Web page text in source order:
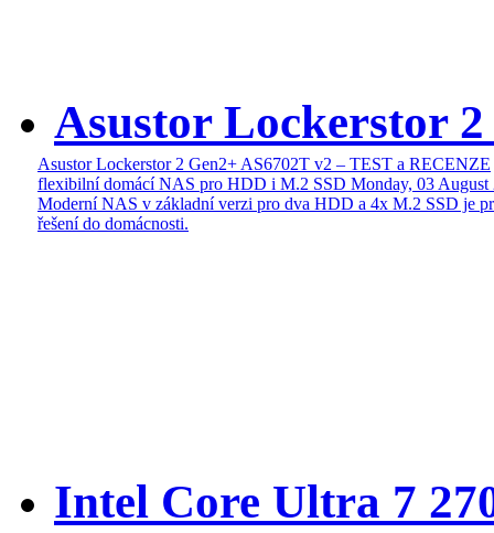
Asustor Lockerstor
Asustor Lockerstor 2 Gen2+ AS6702T v2 – TEST a RECENZE
flexibilní domácí NAS pro HDD i M.2 SSD Monday, 03 August
Moderní NAS v základní verzi pro dva HDD a 4x M.2 SSD je
řešení do domácnosti.
Intel Core Ultra 7